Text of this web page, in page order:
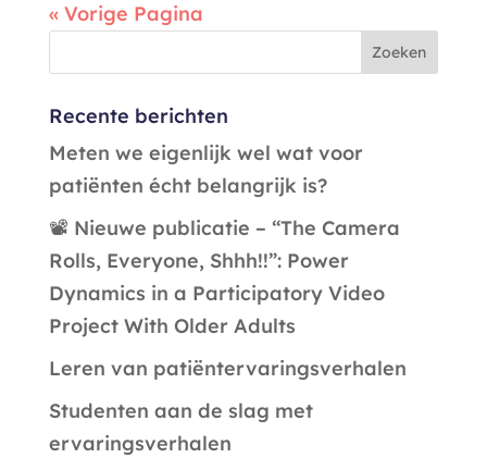
« Vorige Pagina
Recente berichten
Meten we eigenlijk wel wat voor
patiënten écht belangrijk is?
📽️ Nieuwe publicatie – “The Camera
Rolls, Everyone, Shhh!!”: Power
Dynamics in a Participatory Video
Project With Older Adults
Leren van patiëntervaringsverhalen
Studenten aan de slag met
ervaringsverhalen